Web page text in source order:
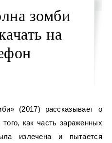
зомби
на
как часть зараженных
излечена и пытается